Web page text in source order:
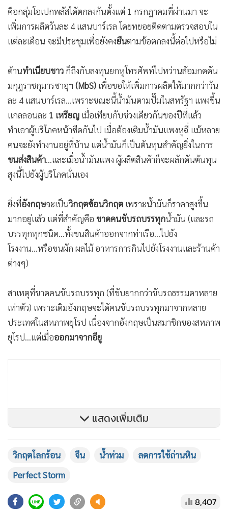
คือกลุ่มโอเปกพลัสได้ตกลงกันตั้งแต่ 1 กรกฎาคมที่ผ่านมา จะ
เพิ่มการผลิตวันละ 4 แสนบาร์เรล โดยทยอยติดตามตรวจสอบใน
แต่ละเดือน จะมีประชุมเพื่อยังคงยืนตามข้อตกลงนี้ต่อไปหรือไม่
ด้านทำเนียบขาว ก็ถึงกับลงทุนยกหูโทรศัพท์ไปหว่านล้อมกดดัน
มกุฎราชกุมารซาอุฯ (MbS) เพื่อขอให้เพิ่มการผลิตให้มากกว่าวัน
ละ 4 แสนบาร์เรล...เพราะขณะนี้น้ำมันตามปั๊มในสหรัฐฯ แพงขึ้น
แกลลอนละ 1 เหรียญ เมื่อเทียบกับช่วงเดียวกันของปีที่แล้ว
ทำเอาผู้บริโภคหน้าซีดกันไป เมื่อต้องเติมน้ำมันแพงหูฉี่ แม้หลาย
คนจะยังทำงานอยู่ที่บ้าน แต่น้ำมันก็เป็นต้นทุนสำคัญยิ่งในการ
ขนส่งสินค้า...และเมื่อน้ำมันแพง ผู้ผลิตสินค้าก็จะผลักดันต้นทุน
สูงนี้ไปยังผู้บริโภคนั่นเอง
ยิ่งที่อังกฤษจะเป็นวิกฤตซ้อนวิกฤต เพราะน้ำมันก็ราคาสูงขึ้น
มากอยู่แล้ว แต่ที่สำคัญคือ ขาดคนขับรถบรรทุกน้ำมัน (และรถ
บรรทุกทุกชนิด...ทั้งขนสินค้าออกจากท่าเรือ...ไปยัง
โรงงาน...หรือขนผัก ผลไม้ อาหารการกินไปยังโรงงานและร้านค้า
ต่างๆ)
สาเหตุที่ขาดคนขับรถบรรทุก (ที่ขับยากกว่าขับรถธรรมดาหลาย
เท่าตัว) เพราะเดิมอังกฤษจะได้คนขับรถบรรทุกมาจากหลาย
ประเทศในสหภาพยุโรป เนื่องจากอังกฤษเป็นสมาชิกของสหภาพ
ยุโรป...แต่เมื่อออกมาจากอียู
แสดงเพิ่มเติม
วิกฤตโลกร้อน จีน น้ำท่วม
ลดการใช้ถ่านหิน
Perfect Storm
8,407